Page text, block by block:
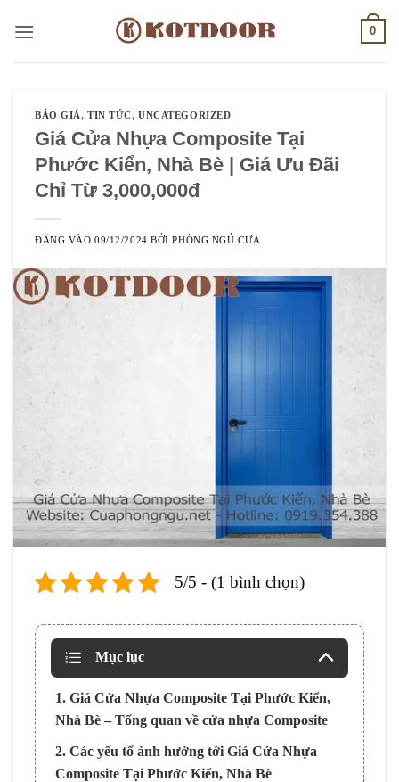
qua
0
BÁO GIÁ,TIN TỨC,UNCATEGORIZED
Giá Cửa Nhựa Composite Tại
Phước Kiển, Nhà Bè | Giá Ưu Đãi
Chỉ Từ 3,000,000đ
ĐĂNG VÀO09/12/2024 BỞIPHÒNG NGỦ CƯA
5/5 - (1 bình chọn)
Mục lục
1. Giá Cửa Nhựa Composite Tại Phước Kiển,
Nhà Bè – Tổng quan về cửa nhựa Composite
2. Các yếu tổ ảnh hưởng tới Giá Cửa Nhựa
Composite Tại Phước Kiển, Nhà Bè